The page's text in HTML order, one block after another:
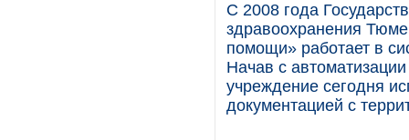
С 2008 года
здравоохранения
помощи» работает в
Начав с
учреждение сегодня
документацией с